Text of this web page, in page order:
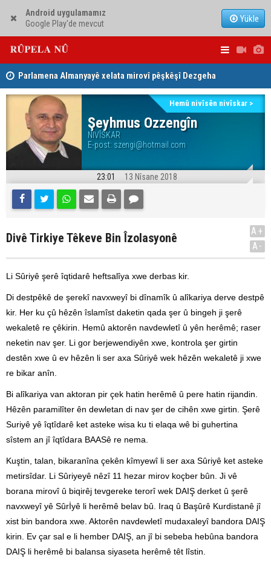
Android uygulamamız
Google Play'de mevcut
Yükle
Parlamena Almanyayê xelata mirovî pêşkêşî Dezgeha
Xêrxwaziya Barzanî kir
Dezga Giştî ya Deverên di Derveyê Kurdistanê de
gotinên parêzgere Kerkûkê Muhammed Saman red kir
Şeyhmus Ozzengîn
NIVÎSKAR
E-post: szengi@hotmail.com
Hemû nivîsên nivîskar >
23:01 13 Nîsane 2018
Divê Tirkiye Têkeve Bin Îzolasyonê
A+
A-
Li Sûriyê şerê îqtidarê heftsalîya xwe derbas kir.
Di destpêkê de şerekî navxweyî bi dînamîk û alîkariya derve destpê
kir. Her ku çû hêzên îslamîst daketin qada şer û bingeh ji şerê
wekaletê re çêkirin. Hemû aktorên navdewletî û yên herêmê; raser
neketin nav şer. Li gor berjewendiyên xwe, kontrola şer girtin
destên xwe û ev hêzên li ser axa Sûriyê wek hêzên wekaletê ji xwe
re bikar anîn.
Bi alîkariya van aktoran pir çek hatin herêmê û pere hatin rijandin.
Hêzên paramilîter ên dewletan di nav şer de cihên xwe girtin. Şerê
Suriyê yê îqtîdarê ket asteke wisa ku ti elaqa wê bi guhertina
sîstem an jî îqtîdara BAASê re nema.
Kuştin, talan, bikaranîna çekên kîmyewî li ser axa Sûriyê ket asteke
metirsîdar. Li Sûriyeyê nêzî 11 hezar mirov koçber bûn. Ji vê
borana mirovî û biqirêj tevgereke terorî wek DAIŞ derket û şerê
navxweyî yê Sûrİyê li herêmê belav bû. Iraq û Başûrê Kurdistanê jî
xist bin bandora xwe. Aktorên navdewletî mudaxaleyî bandora DAIŞ
kirin. Ev çar sal e li hember DAIŞ, an jî bi sebeba hebûna bandora
DAIŞ li herêmê bi balansa siyaseta herêmê têt lîstin.